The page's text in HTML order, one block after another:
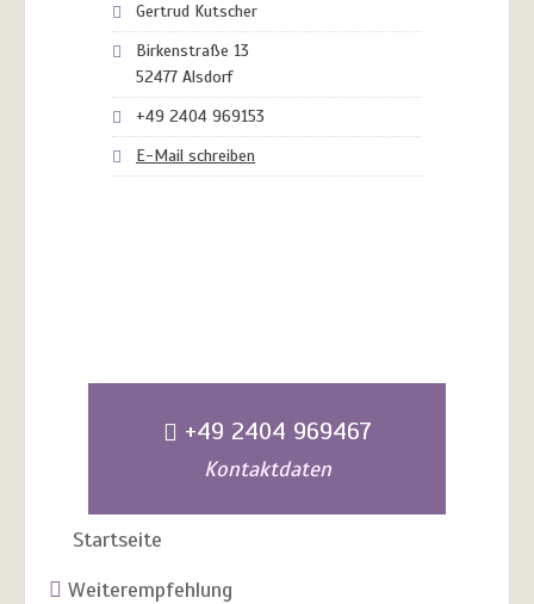
Gertrud Kutscher
Birkenstraße 13
52477 Alsdorf
+49 2404 969153
E-Mail schreiben
+49 2404 969467
Kontaktdaten
Startseite
Weiterempfehlung